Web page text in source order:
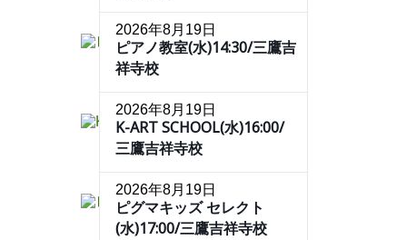
2026年8月19日
ピアノ教室(水)14:30/三鷹吉
祥寺校
2026年8月19日
K-ART SCHOOL(水)16:00/
三鷹吉祥寺校
2026年8月19日
ピグマキッズ セレクト
(水)17:00/三鷹吉祥寺校